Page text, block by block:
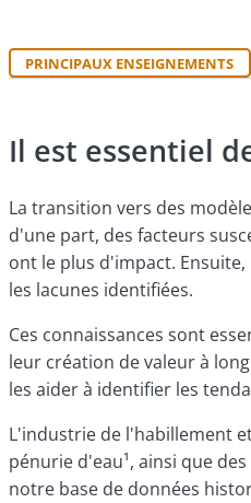
PRINCIPAUX ENSEIGNEMENTS
Il est essentiel
La transition vers des
d'une part, des facteurs
ont le plus d'impact.
les lacunes identifiées.
Ces connaissances sont
leur création de valeur à
les aider à identifier les
L'industrie de l'habillement
pénurie d'eau¹, ainsi que
notre base de données